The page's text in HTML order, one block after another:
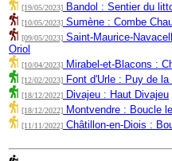
[19/05/2023] Bandol : Sentier du
[10/05/2023] Sumène : Combe
[09/05/2023] Saint-Maurice-
Oriol
[10/04/2023] Mirabel-et-Blacons :
[12/02/2023] Font d'Urle : Puy de
[18/12/2022] Divajeu : Haut Divajeu
[18/12/2022] Montvendre : Boucle
[11/11/2022] Châtillon-en-Diois :